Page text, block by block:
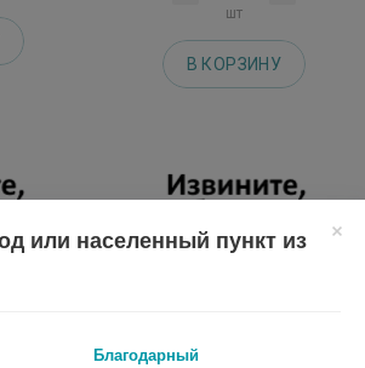
шт
В КОРЗИНУ
или населенный пункт из
Благодарный